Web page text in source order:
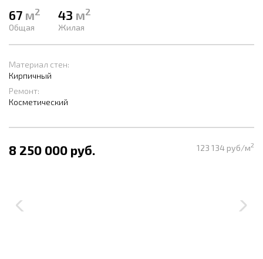
67 м2
Общая
43 м2
Жилая
Материал стен:
Кирпичный
Ремонт:
Косметический
8 250 000 руб. 123 134 руб/м2